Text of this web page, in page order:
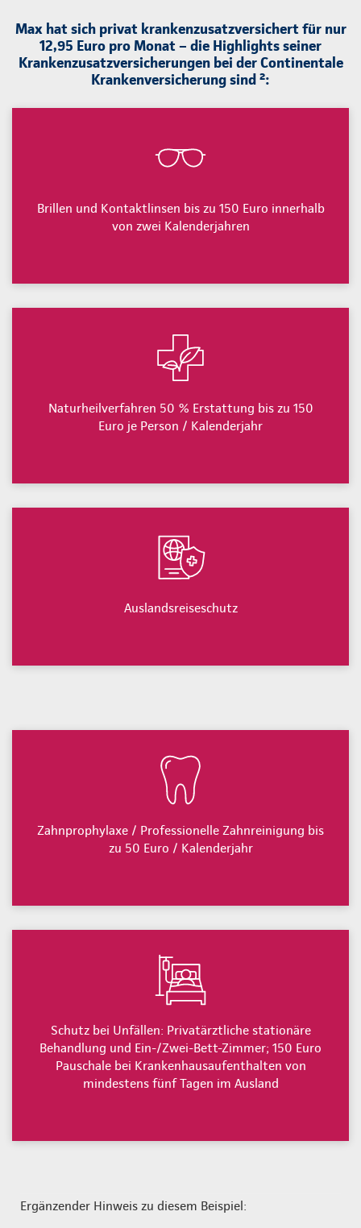
Max hat sich privat krankenzusatzversichert für nur
12,95 Euro pro Monat – die Highlights seiner
Krankenzusatzversicherungen bei der Continentale
Krankenversicherung sind ²:
Brillen und Kontaktlinsen bis zu 150 Euro innerhalb
von zwei Kalenderjahren
Naturheilverfahren 50 % Erstattung bis zu 150
Euro je Person / Kalenderjahr
Auslandsreiseschutz
Zahnprophylaxe / Professionelle Zahnreinigung bis
zu 50 Euro / Kalenderjahr
Schutz bei Unfällen: Privatärztliche stationäre
Behandlung und Ein-/Zwei-Bett-Zimmer; 150 Euro
Pauschale bei Krankenhausaufenthalten von
mindestens fünf Tagen im Ausland
Ergänzender Hinweis zu diesem Beispiel: